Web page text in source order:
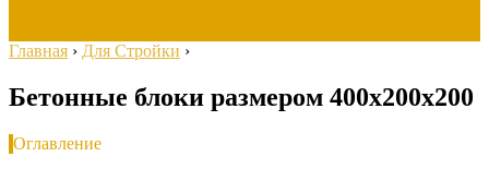
Главная › Для Стройки ›
Бетонные блоки размером 400х200х200
Оглавление